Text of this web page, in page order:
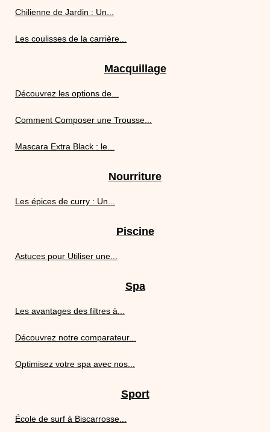
Chilienne de Jardin : Un...
Les coulisses de la carrière...
Macquillage
Découvrez les options de...
Comment Composer une Trousse...
Mascara Extra Black : le...
Nourriture
Les épices de curry : Un...
Piscine
Astuces pour Utiliser une...
Spa
Les avantages des filtres à...
Découvrez notre comparateur...
Optimisez votre spa avec nos...
Sport
École de surf à Biscarrosse...